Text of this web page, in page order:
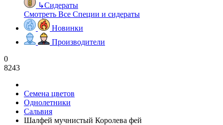
↳Сидераты
Смотреть Все Специи и сидераты
Новинки
Производители
0
8243
Семена цветов
Однолетники
Сальвия
Шалфей мучнистый Королева фей